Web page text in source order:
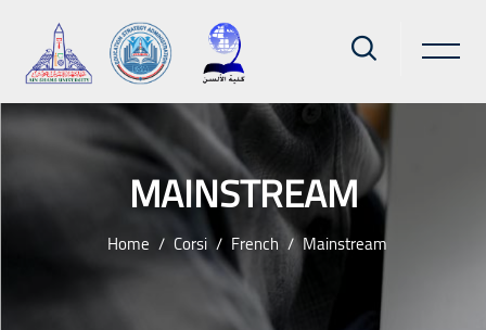
MAINSTREAM
Home Corsi French Mainstream